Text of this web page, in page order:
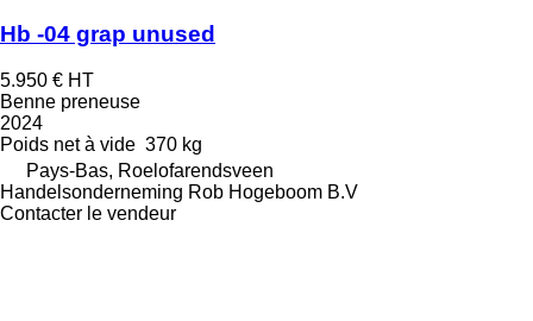
Hb -04 grap unused
5.950 € HT
Benne preneuse
2024
Poids net à vide 370 kg
Pays-Bas, Roelofarendsveen
Handelsonderneming Rob Hogeboom B.V
Contacter le vendeur